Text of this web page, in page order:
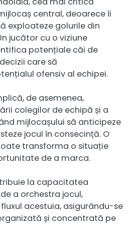
central, deoarece îi
exploateze golurile din
jucător cu o viziune
potențiale căi de
care să
ofensiv al echipei.
de asemenea,
colegilor de echipă și a
mijlocașului să anticipeze
jocul în consecință. O
transforma o situație
de a marca.
la capacitatea
a orchestra jocul,
acestuia, asigurându-se
și concentrată pe